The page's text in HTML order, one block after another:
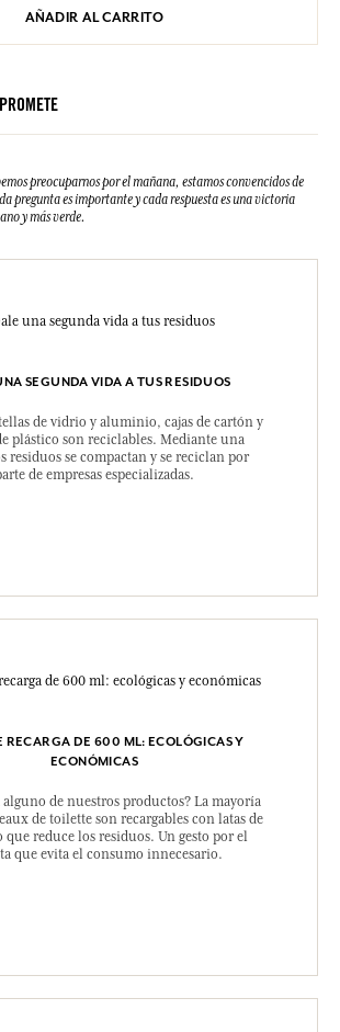
AÑADIR AL CARRITO
preocuparnos por el mañana, estamos convencidos de
pregunta es importante y cada respuesta es una victoria
y más verde.
SEGUNDA VIDA A TUS RESIDUOS
de vidrio y aluminio, cajas de cartón y
plástico son reciclables. Mediante una
residuos se compactan y se reciclan por
de empresas especializadas.
RECARGA DE 600 ML: ECOLÓGICAS Y
ECONÓMICAS
alguno de nuestros productos? La mayoría
de toilette son recargables con latas de
reduce los residuos. Un gesto por el
que evita el consumo innecesario.